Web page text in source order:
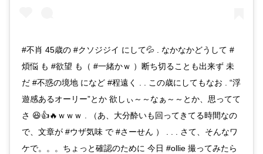
#不肖 45歳の #クソジジイ にして💦 . なかなかどうして #
煩悩 も #欲望 も（ #一緒かｗ ）断ち切ることも出来ず 未
だ #不惑の境地 になど #程遠く . . この歳にしてもなお . “浮
遊感あるオーリー”とか 欲しぃ～～なぁ～～とか、思ってて
さ 😆👍🔥ｗｗｗ . （あ、大分酔いも回ってきてる時間なの
で、文章が #ウザ気味 で #さーせん ） . . . さて、そんなワ
ケで。。。ちょっと確認のために 今日 #ollie 撮ってみたら